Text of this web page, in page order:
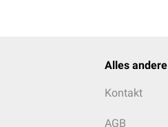
Alles andere
Kontakt
AGB